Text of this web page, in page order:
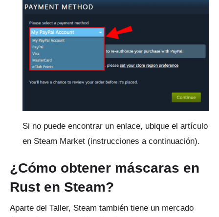
Si no puede encontrar un enlace, ubique el artículo
en Steam Market (instrucciones a continuación).
¿Cómo obtener máscaras en
Rust en Steam?
Aparte del Taller, Steam también tiene un mercado